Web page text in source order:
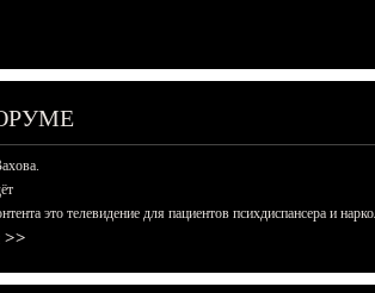
это телевидение для пациентов психдиспансера и
>>